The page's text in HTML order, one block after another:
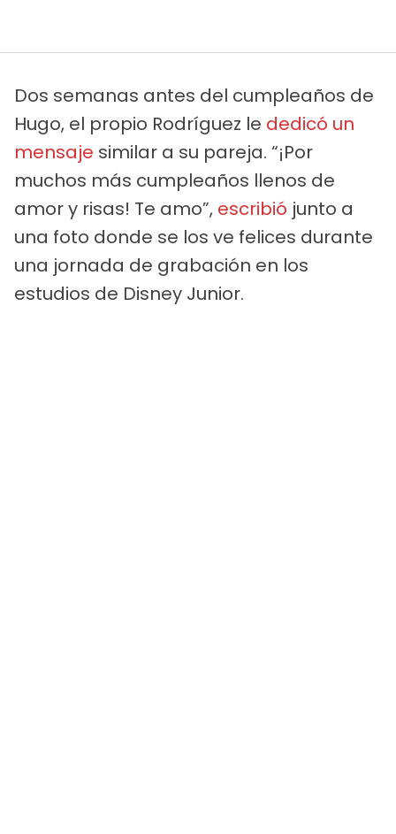
Dos semanas antes del cumpleaños de
Hugo, el propio Rodríguez le dedicó un
mensaje similar a su pareja. “¡Por
muchos más cumpleaños llenos de
amor y risas! Te amo”, escribió junto a
una foto donde se los ve felices durante
una jornada de grabación en los
estudios de Disney Junior.